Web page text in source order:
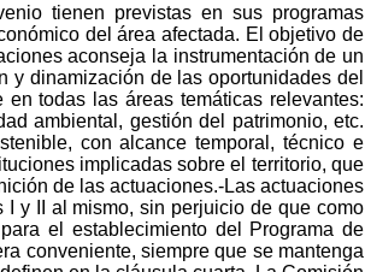
tienen previstas en sus programas
del área afectada. El objetivo de
aconseja la instrumentación de un
y dinamización de las oportunidades del
todas las áreas temáticas relevantes:
ambiental, gestión del patrimonio, etc.
con alcance temporal, técnico e
implicadas sobre el territorio, que
de las actuaciones.-Las actuaciones
y II al mismo, sin perjuicio de que como
el establecimiento del Programa de
conveniente, siempre que se mantenga